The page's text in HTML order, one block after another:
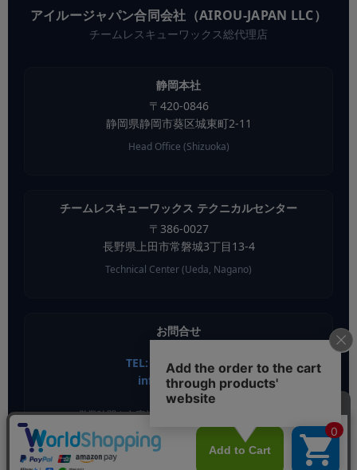
アイルージャパン合同会社（AIROU-JAPAN LLC）
チームレスキューワックス総代理店
静岡本社
〒 420-0846
静岡県静岡市葵区城東町2-11
Head Office (Shizuoka)
チームレスキューワックス テクニカルセンター
〒 386-0027
長野県上田市常磐城3丁目13-4
Technical Center (Ueda, Nagano)
お問合せ
TEL: 054-686-2281
info@airou.jp
営業時間や在庫状況はお問い合わせください。